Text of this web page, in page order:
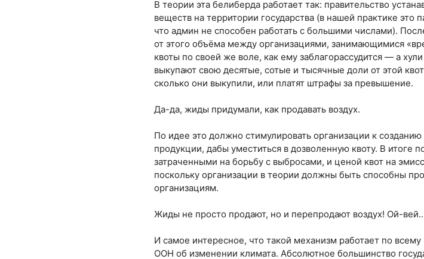
В теории эта белиберда работает так: правительство
веществ на территории государства (в нашей практике это
что админ не способен работать с большими числами).
от этого объёма между организациями, занимающимися
квоты по своей же воле, как ему заблагорассудится — а
выкупают свою десятые, сотые и тысячные доли от этой
сколько они выкупили, или платят штрафы за превышение.
Да-да, жиды придумали, как продавать воздух.
По идее это должно стимулировать организации к
продукции, дабы уместиться в дозволенную квоту. В итоге
затраченными на борьбу с выбросами, и ценой квот на
поскольку организации в теории должны быть способны
организациям.
Жиды не просто продают, но и перепродают воздух! Ой-
И самое интересное, что такой механизм работает по
ООН об изменении климата. Абсолютное большинство